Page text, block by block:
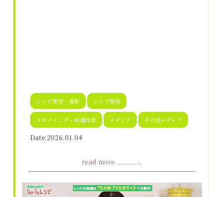
レシピ開発・撮影 レシピ開発
スタイリング・料理作成 メディア その他メディア
Date:2026.01.04
read more